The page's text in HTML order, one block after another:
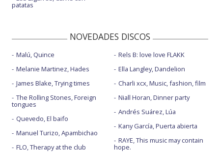
patatas
NOVEDADES DISCOS
Malú, Quince
Melanie Martinez, Hades
James Blake, Trying times
The Rolling Stones, Foreign
tongues
Quevedo, El baifo
Manuel Turizo, Apambichao
FLO, Therapy at the club
Rels B: love love FLAKK
Ella Langley, Dandelion
Charli xcx, Music, fashion, film
Niall Horan, Dinner party
Andrés Suárez, Lúa
Kany García, Puerta abierta
RAYE, This music may contain
hope.